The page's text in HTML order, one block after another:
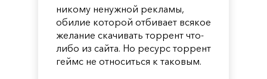
никому ненужной рекламы,
обилие которой отбивает всякое
желание скачивать торрент что-
либо из сайта. Но ресурс торрент
геймс не относиться к таковым.